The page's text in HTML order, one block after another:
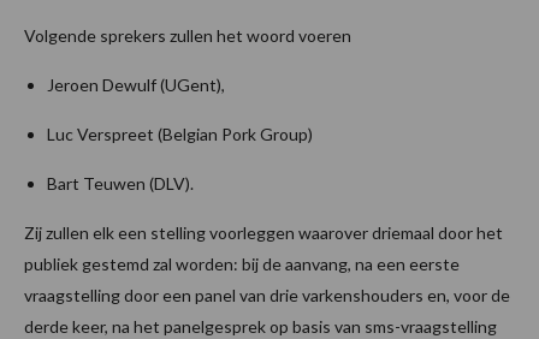
Volgende sprekers zullen het woord voeren
Jeroen Dewulf (UGent),
Luc Verspreet (Belgian Pork Group)
Bart Teuwen (DLV).
Zij zullen elk een stelling voorleggen waarover driemaal door het
publiek gestemd zal worden: bij de aanvang, na een eerste
vraagstelling door een panel van drie varkenshouders en, voor de
derde keer, na het panelgesprek op basis van sms-vraagstelling